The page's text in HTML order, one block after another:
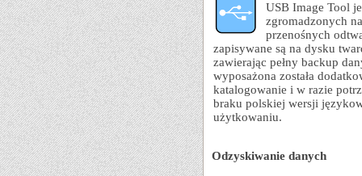
USB Image Tool
zgromadzonych
przenośnych
zapisywane są na dysku
zawierając pełny backup
wyposażona została
katalogowanie i w razie
braku polskiej wersji
użytkowaniu.
Odzyskiwanie danych